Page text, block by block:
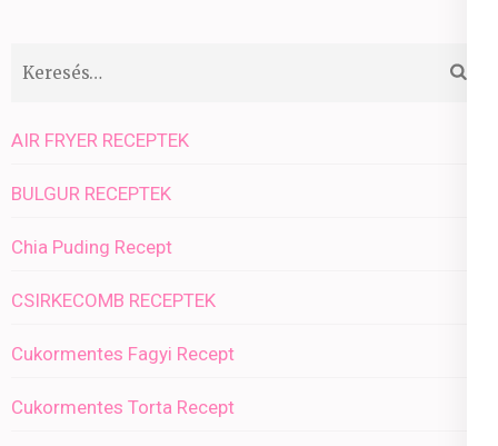
Keresés:
AIR FRYER RECEPTEK
BULGUR RECEPTEK
Chia Puding Recept
CSIRKECOMB RECEPTEK
Cukormentes Fagyi Recept
Cukormentes Torta Recept